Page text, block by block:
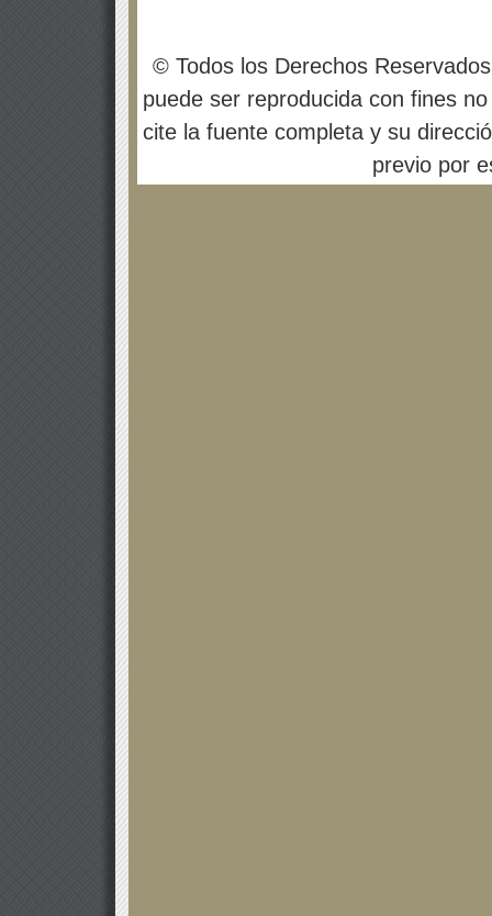
© Todos los Derechos
puede ser reproducida con fines
cite la fuente completa y su
previo por